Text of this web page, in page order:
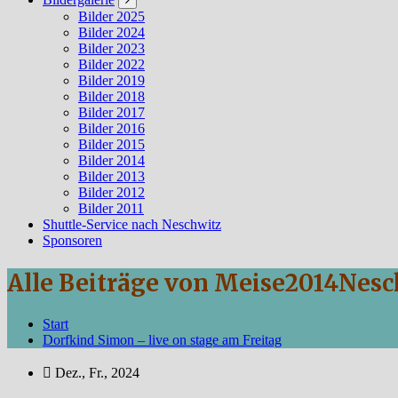
Bilder 2025
Bilder 2024
Bilder 2023
Bilder 2022
Bilder 2019
Bilder 2018
Bilder 2017
Bilder 2016
Bilder 2015
Bilder 2014
Bilder 2013
Bilder 2012
Bilder 2011
Shuttle-Service nach Neschwitz
Sponsoren
Alle Beiträge von
Start
Dorfkind Simon – live on stage am Freitag
Dez., Fr., 2024